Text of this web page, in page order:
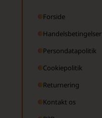
Forside
Handelsbetingelser
Persondatapolitik
Cookiepolitik
Returnering
Kontakt os